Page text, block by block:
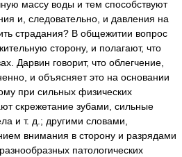
массу воды и тем способствуют
и, следовательно, и давления на
страдания? В общежитии вопрос
сторону, и полагают, что
Дарвин говорит, что облегчение,
и объясняет это на основании
при сильных физических
скрежетание зубами, сильные
и т. д.; другими словами,
внимания в сторону и разрядами
патологических